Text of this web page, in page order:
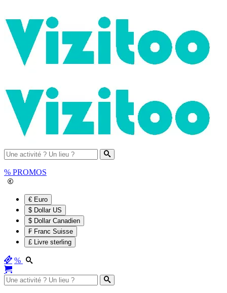
% PROMOS
€ Euro
$ Dollar US
$ Dollar Canadien
₣ Franc Suisse
£ Livre sterling
%